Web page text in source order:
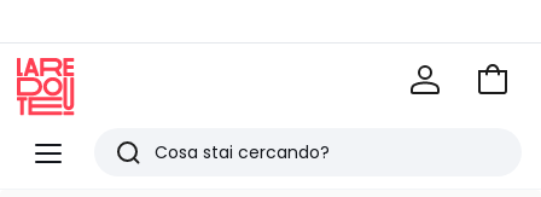
Menu
Redoute
Ricerca
Vai